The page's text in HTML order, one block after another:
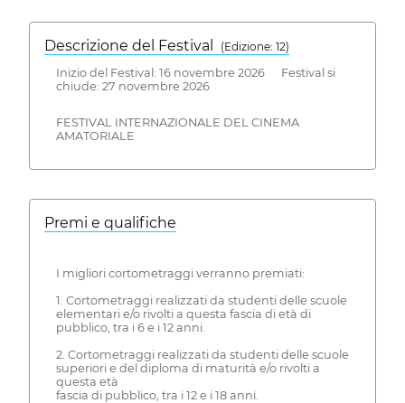
Descrizione del Festival
( Edizione: 12)
Inizio del Festival: 16 novembre 2026 Festival si
chiude: 27 novembre 2026
FESTIVAL INTERNAZIONALE DEL CINEMA
AMATORIALE
Premi e qualifiche
I migliori cortometraggi verranno premiati:
1. Cortometraggi realizzati da studenti delle scuole
elementari e/o rivolti a questa fascia di età di
pubblico, tra i 6 e i 12 anni.
2. Cortometraggi realizzati da studenti delle scuole
superiori e del diploma di maturità e/o rivolti a
questa età
fascia di pubblico, tra i 12 e i 18 anni.